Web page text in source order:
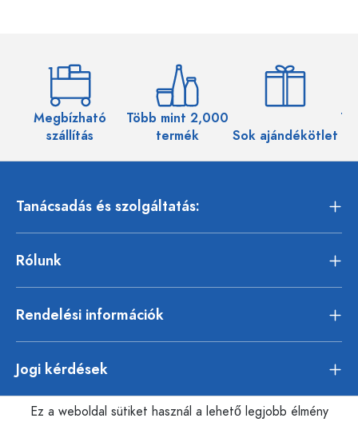
Megbízható
szállítás
Több mint 2,000
termék
Sok ajándékötlet
Tanácsadás és szolgáltatás:
Rólunk
Rendelési információk
Jogi kérdések
Ez a weboldal sütiket használ a lehető legjobb élmény